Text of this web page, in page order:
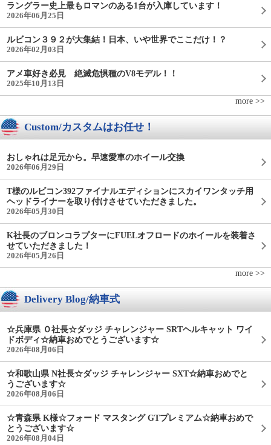
ラングラー史上最もロマンのある1台が入庫しています！
2026年06月25日
ルビコン３９２が大集結！日本、いや世界でここだけ！？
2026年02月03日
アメ車好き必見 絶滅危惧種のV8モデル！！
2025年10月13日
more >>
Custom/カスタムはお任せ！
おしゃれは足元から。早速愛車のホイール交換
2026年06月29日
T様のルビコン392ファイナルエディションにスカイワンタッチ用
ヘッドライナーを取り付けさせていただきました。
2026年05月30日
K社長のブロンコラプターにFUELオフロードのホイールを装着さ
せていただきました！
2026年05月26日
more >>
Delivery Blog/納車式
☆兵庫県 Ｏ社長☆ダッジ チャレンジャー SRTヘルキャット ワイ
ドボディ☆納車おめでとうございます☆
2026年08月06日
☆和歌山県 N社長☆ダッジ チャレンジャー SXT☆納車おめでと
うございます☆
2026年08月06日
☆青森県 K様☆フォード マスタング GTプレミアム☆納車おめで
とうございます☆
2026年08月04日